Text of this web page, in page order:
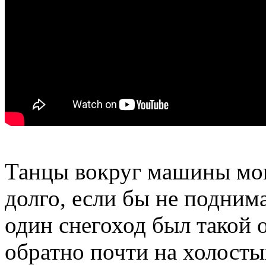
Танцы вокруг машины
долго, если бы не
один снегоход был
обратно почти на